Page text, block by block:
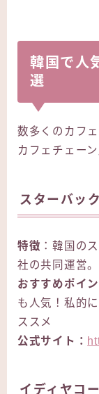
韓国で人
選
数多くのカフ
カフェチェー
スターバッ
特徴 ：韓国の
社の共同運営
おすすめポイ
も人気！私的
ススメ
公式サイト：
イディヤコ